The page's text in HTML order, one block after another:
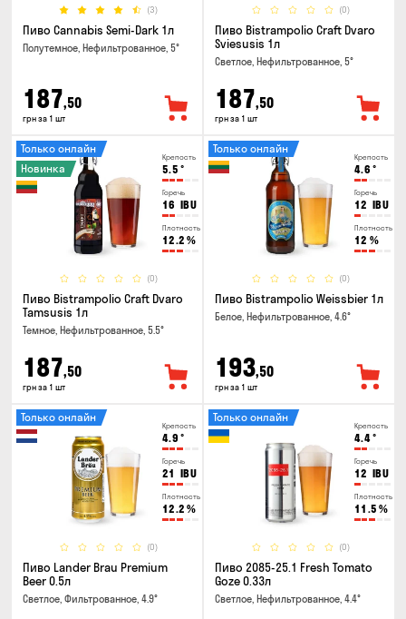
(3)
Пиво Cannabis Semi-Dark 1л
Полутемное, Нефильтрованное, 5°
187,50
грн за 1 шт
(0)
Пиво Bistrampolio Craft Dvaro
Sviesusis 1л
Светлое, Нефильтрованное, 5°
187,50
грн за 1 шт
Крепость
5.5 °
Горечь
16 IBU
Плотность
12.2 %
(0)
Только онлайн
Новинка
Пиво Bistrampolio Craft Dvaro
Tamsusis 1л
Темное, Нефильтрованное, 5.5°
187,50
грн за 1 шт
Крепость
4.6 °
Горечь
12 IBU
Плотность
12 %
(0)
Только онлайн
Пиво Bistrampolio Weissbier 1л
Белое, Нефильтрованное, 4.6°
193,50
грн за 1 шт
Крепость
4.9 °
Горечь
21 IBU
Плотность
12.2 %
(0)
Только онлайн
Пиво Lander Brau Premium
Beer 0.5л
Светлое, Фильтрованное, 4.9°
Крепость
4.4°
Горечь
12 IBU
Плотность
11.5 %
(0)
Только онлайн
Пиво 2085-25.1 Fresh Tomato
Goze 0.33л
Светлое, Нефильтрованное, 4.4°